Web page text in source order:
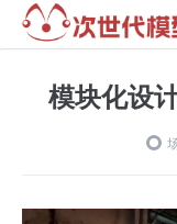
模块化设